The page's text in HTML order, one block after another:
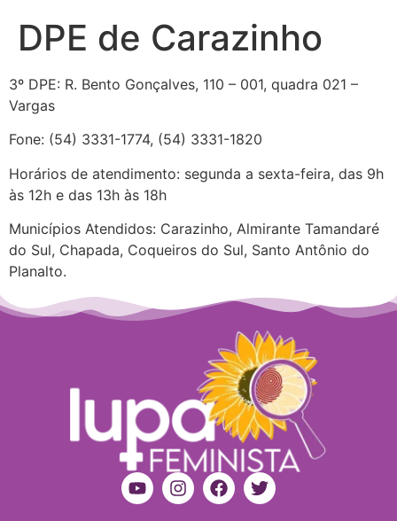
DPE de Carazinho
3º DPE: R. Bento Gonçalves, 110 – 001, quadra 021 –
Vargas
Fone: (54) 3331-1774, (54) 3331-1820
Horários de atendimento: segunda a sexta-feira, das 9h
às 12h e das 13h às 18h
Municípios Atendidos: Carazinho, Almirante Tamandaré
do Sul, Chapada, Coqueiros do Sul, Santo Antônio do
Planalto.